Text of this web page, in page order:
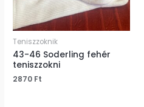
Teniszzoknik
43-46 Soderling fehér
teniszzokni
2870 Ft